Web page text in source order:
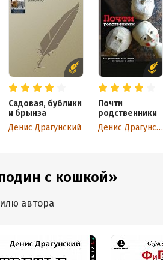
Садовая, бублики
и брынза
Денис Драгунский
Почти
родственники
Денис Драгунский
с кошкой»
автора